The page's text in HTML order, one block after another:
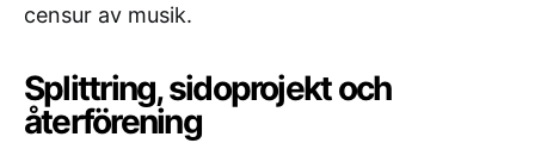
censur av musik.
Splittring, sidoprojekt och
återförening